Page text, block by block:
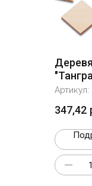
Артикул:
347,42